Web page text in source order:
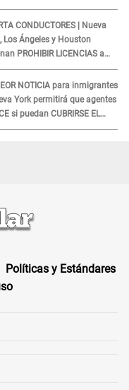
CONDUCTORES | Nueva
Los Ángeles y Houston
PROHIBIR LICENCIAS a
no presenten ESTE
NOTICIA para inmigrantes
York permitirá que agentes
si puedan CUBRIRSE EL
Políticas y Estándares